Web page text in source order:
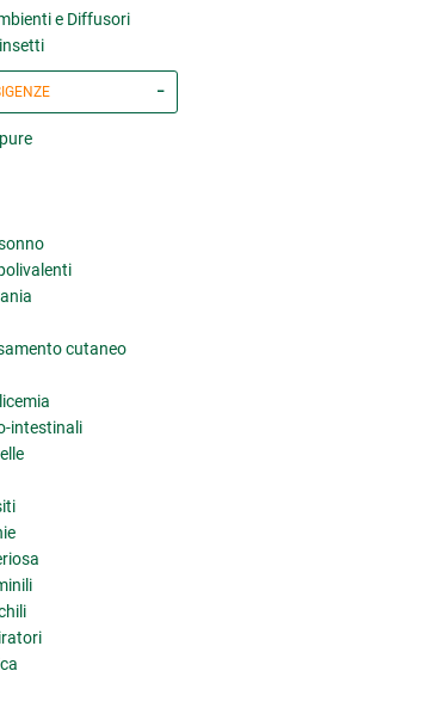
e Diffusori
cutaneo
intestinali